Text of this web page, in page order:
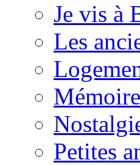
Je vis à
Les
Mémoire
Petites